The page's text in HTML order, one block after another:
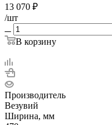
13 070 ₽
/шт
В корзину
Производитель
Везувий
Ширина, мм